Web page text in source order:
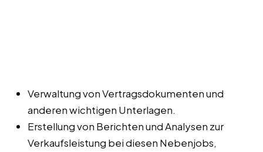
Verwaltung von Vertragsdokumenten und
anderen wichtigen Unterlagen.
Erstellung von Berichten und Analysen zur
Verkaufsleistung bei diesen Nebenjobs,